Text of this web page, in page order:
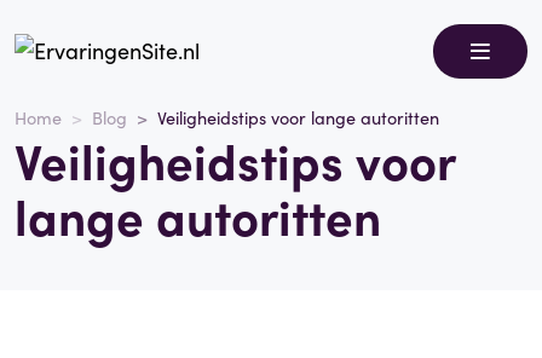
Home Blog Veiligheidstips voor lange autoritten
Veiligheidstips voor
lange autoritten